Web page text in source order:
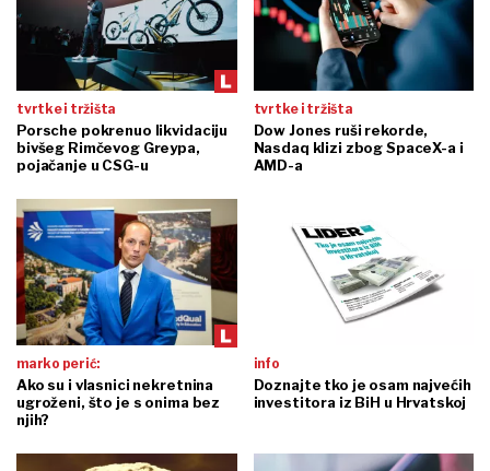
tvrtke i tržišta
Porsche pokrenuo likvidaciju
bivšeg Rimčevog Greypa,
pojačanje u CSG-u
tvrtke i tržišta
Dow Jones ruši rekorde,
Nasdaq klizi zbog SpaceX-a i
AMD-a
marko perić:
Ako su i vlasnici nekretnina
ugroženi, što je s onima bez
njih?
info
Doznajte tko je osam najvećih
investitora iz BiH u Hrvatskoj